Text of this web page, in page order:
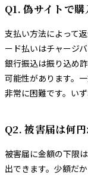
Q1. 偽サイトで
支払い方法によって
ード払いはチャージ
銀行振込は振り込め
可能性があります。
非常に困難です。い
Q2. 被害届は何
被害届に金額の下限
出できます。少額だ